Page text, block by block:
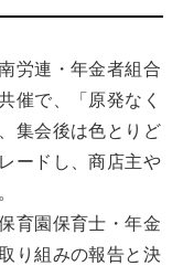
労連・年金者組合
催で、「原発なく
集会後は色とりど
ードし、商店主や
育園保育士・年金
り組みの報告と決